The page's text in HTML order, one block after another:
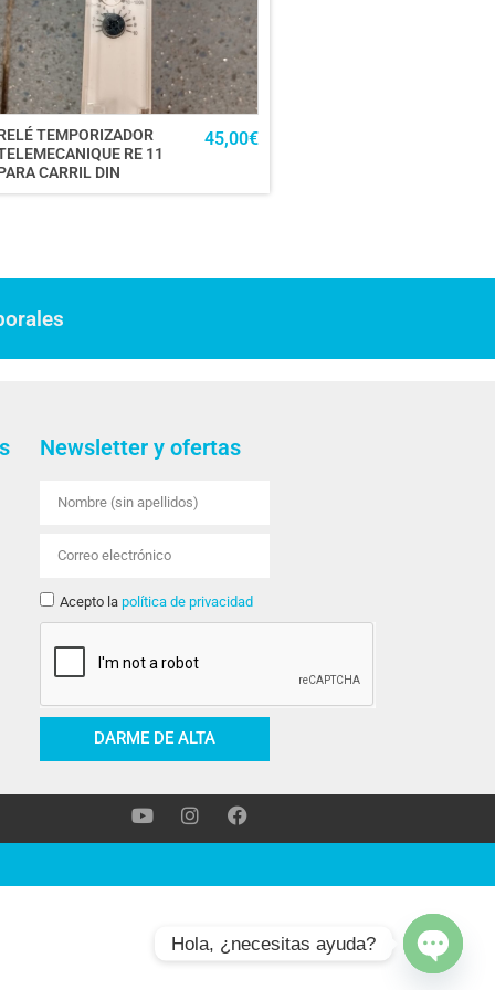
TEMPORIZADOR
RE 11
CARRIL DIN
45,00€
Newsletter y ofertas
Acepto la política de privacidad
DARME DE ALTA
Hola, ¿necesitas ayuda?